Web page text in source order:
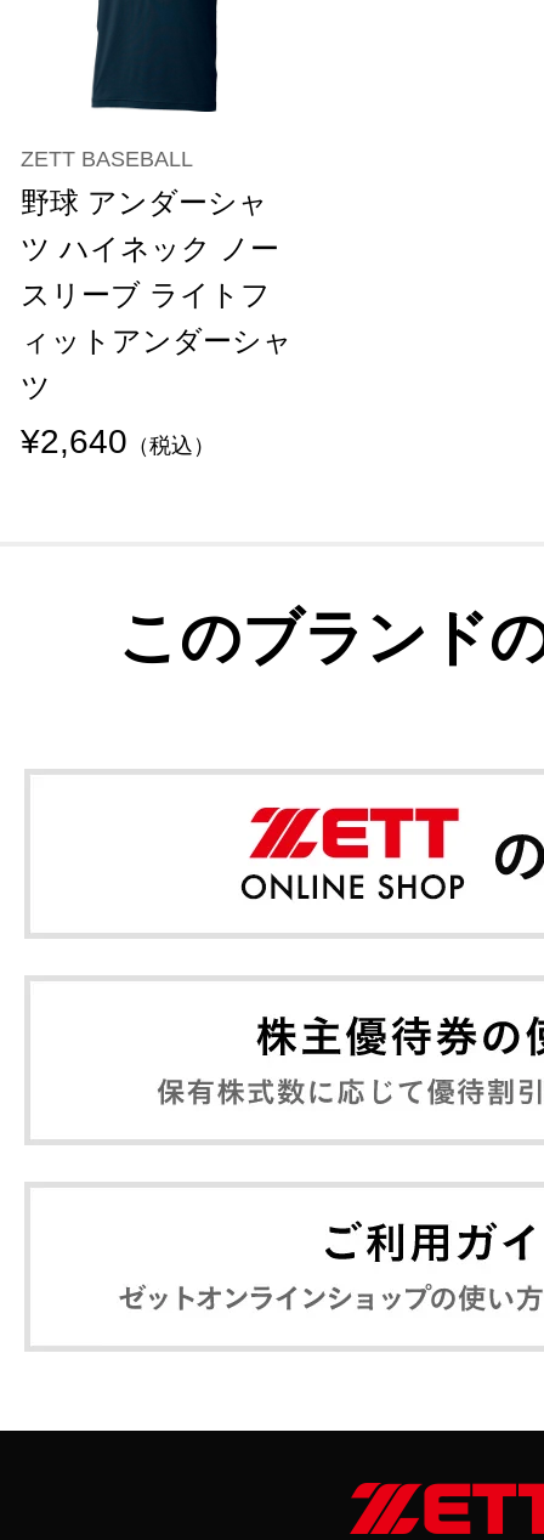
ZETT BASEBALL
野球 アンダーシャ
ツ ハイネック ノー
スリーブ ライトフ
ィットアンダーシャ
ツ
¥2,640 （税込）
このブランド